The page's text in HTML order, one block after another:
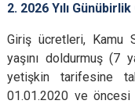
2. 2026 Yılı
Giriş ücretleri, Kamu
yaşını doldurmuş (7
yetişkin tarifesine
01.01.2020 ve